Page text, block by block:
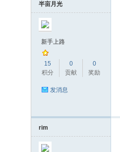
半亩月光
新手上路
15
积分
0
贡献
0
奖励
发消息
rim